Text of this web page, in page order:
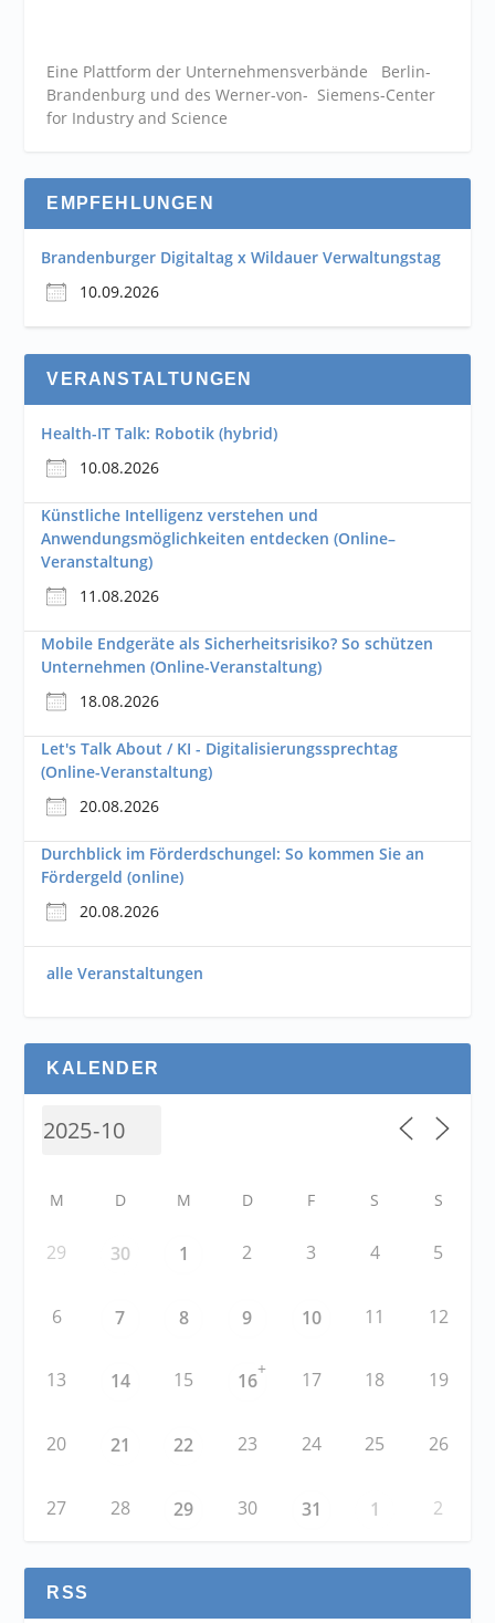
Eine Plattform der Unternehmensverbände Berlin-
Brandenburg und des Werner-von- Siemens-Center
for Industry and Science
EMPFEHLUNGEN
Brandenburger Digitaltag x Wildauer Verwaltungstag
10.09.2026
VERANSTALTUNGEN
Health-IT Talk: Robotik (hybrid)
10.08.2026
Künstliche Intelligenz verstehen und
Anwendungsmöglichkeiten entdecken (Online–
Veranstaltung)
11.08.2026
Mobile Endgeräte als Sicherheitsrisiko? So schützen
Unternehmen (Online-Veranstaltung)
18.08.2026
Let's Talk About / KI - Digitalisierungssprechtag
(Online-Veranstaltung)
20.08.2026
Durchblick im Förderdschungel: So kommen Sie an
Fördergeld (online)
20.08.2026
alle Veranstaltungen
KALENDER
M D M D F S S
29 30 1 2 3 4 5
6 7 8 9 10 11 12
13 14 15 16
+ 17 18 19
20 21 22 23 24 25 26
27 28 29 30 31 1 2
RSS